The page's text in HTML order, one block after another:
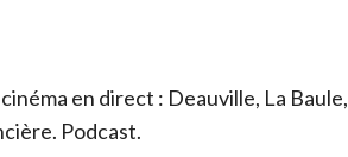
en direct : Deauville, La Baule,
Podcast.